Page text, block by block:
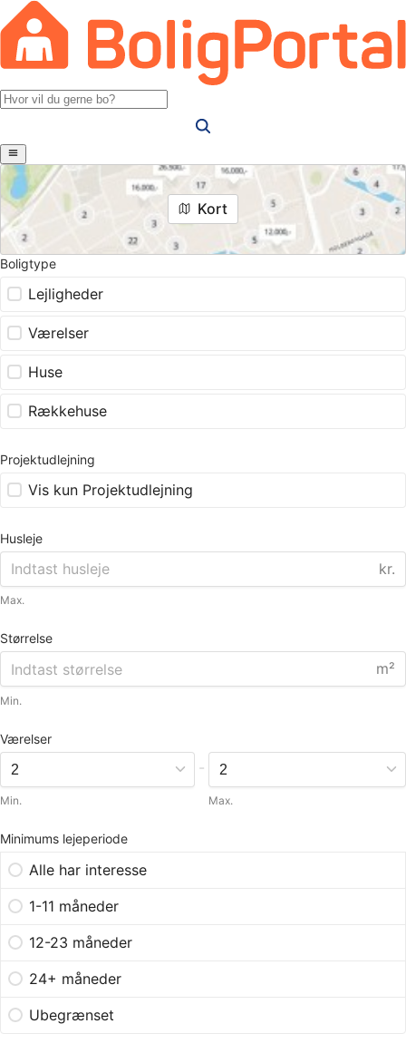
Kort
Boligtype
Lejligheder
Værelser
Huse
Rækkehuse
Projektudlejning
Vis kun Projektudlejning
Husleje
kr.
Max.
Størrelse
m²
Min.
Værelser
Min.
-
Max.
Minimums lejeperiode
Alle har interesse
1-11 måneder
12-23 måneder
24+ måneder
Ubegrænset